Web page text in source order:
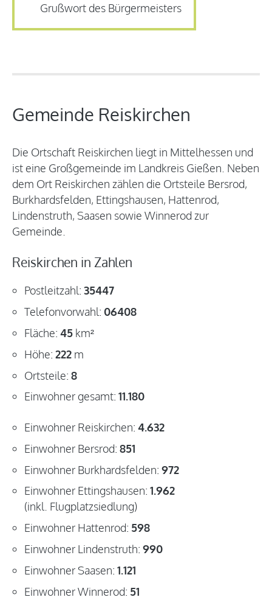
Grußwort des Bürgermeisters
Gemeinde Reiskirchen
Die Ortschaft Reiskirchen liegt in Mittelhessen und
ist eine Großgemeinde im Landkreis Gießen. Neben
dem Ort Reiskirchen zählen die Ortsteile Bersrod,
Burkhardsfelden, Ettingshausen, Hattenrod,
Lindenstruth, Saasen sowie Winnerod zur
Gemeinde.
Reiskirchen in Zahlen
Postleitzahl: 35447
Telefonvorwahl: 06408
Fläche: 45 km²
Höhe: 222 m
Ortsteile: 8
Einwohner gesamt: 11.180
Einwohner Reiskirchen: 4.632
Einwohner Bersrod: 851
Einwohner Burkhardsfelden: 972
Einwohner Ettingshausen: 1.962
(inkl. Flugplatzsiedlung)
Einwohner Hattenrod: 598
Einwohner Lindenstruth: 990
Einwohner Saasen: 1.121
Einwohner Winnerod: 51